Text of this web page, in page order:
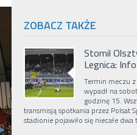
ZOBACZ TAKŻE
Stomil
Legnica:
Termin meczu
wypadł na
godzinę 15.
transmisją spotkania przez Polsat
stadionie pojawiło się niecałe